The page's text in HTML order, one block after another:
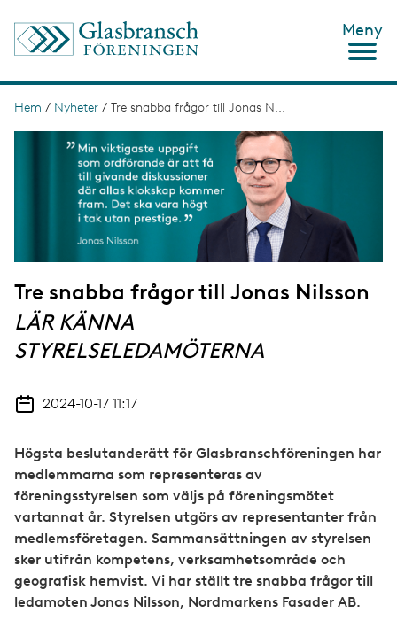
Meny
L
g
Hem / Nyheter / Tre snabba frågor till Jonas N...
Tre snabba frågor till Jonas Nilsson
LÄR KÄNNA
STYRELSELEDAMÖTERNA
2024-10-17 11:17
Högsta beslutanderätt för Glasbranschföreningen har
medlemmarna som representeras av
föreningsstyrelsen som väljs på föreningsmötet
vartannat år. Styrelsen utgörs av representanter från
medlemsföretagen. Sammansättningen av styrelsen
sker utifrån kompetens, verksamhetsområde och
geografisk hemvist. Vi har ställt tre snabba frågor till
ledamoten Jonas Nilsson, Nordmarkens Fasader AB.